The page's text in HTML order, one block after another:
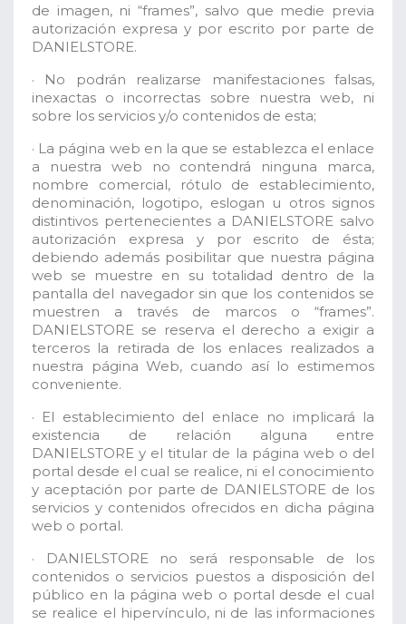
de imagen, ni “frames”, salvo que medie previa
autorización expresa y por escrito por parte de
DANIELSTORE.
· No podrán realizarse manifestaciones falsas,
inexactas o incorrectas sobre nuestra web, ni
sobre los servicios y/o contenidos de esta;
· La página web en la que se establezca el enlace
a nuestra web no contendrá ninguna marca,
nombre comercial, rótulo de establecimiento,
denominación, logotipo, eslogan u otros signos
distintivos pertenecientes a DANIELSTORE salvo
autorización expresa y por escrito de ésta;
debiendo además posibilitar que nuestra página
web se muestre en su totalidad dentro de la
pantalla del navegador sin que los contenidos se
muestren a través de marcos o “frames”.
DANIELSTORE se reserva el derecho a exigir a
terceros la retirada de los enlaces realizados a
nuestra página Web, cuando así lo estimemos
conveniente.
· El establecimiento del enlace no implicará la
existencia de relación alguna entre
DANIELSTORE y el titular de la página web o del
portal desde el cual se realice, ni el conocimiento
y aceptación por parte de DANIELSTORE de los
servicios y contenidos ofrecidos en dicha página
web o portal.
· DANIELSTORE no será responsable de los
contenidos o servicios puestos a disposición del
público en la página web o portal desde el cual
se realice el hipervínculo, ni de las informaciones